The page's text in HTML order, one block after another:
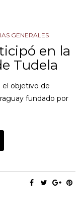
GENERALES
en la
Tudela
el objetivo de
fundado por